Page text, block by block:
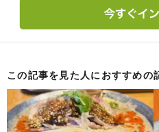
この記事を見た人におすすめの